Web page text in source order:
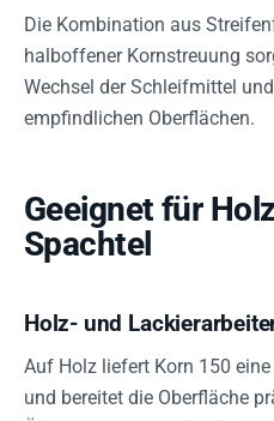
Die Kombination aus
halboffener Kornstreuung
Wechsel der Schleifmittel
empfindlichen Oberflächen.
Geeignet für
Spachtel
Holz- und
Auf Holz liefert Korn 150
und bereitet die Oberfläche